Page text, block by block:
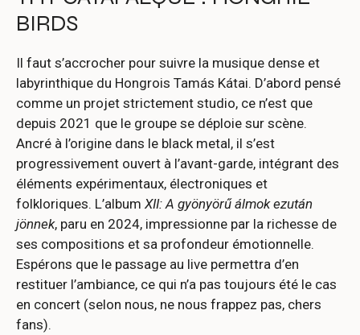
BIRDS
Il faut s’accrocher pour suivre la musique dense et
labyrinthique du Hongrois Tamás Kátai. D’abord pensé
comme un projet strictement studio, ce n’est que
depuis 2021 que le groupe se déploie sur scène.
Ancré à l’origine dans le black metal, il s’est
progressivement ouvert à l’avant-garde, intégrant des
éléments expérimentaux, électroniques et
folkloriques. L’album XII: A gyönyörű álmok ezután
jönnek, paru en 2024, impressionne par la richesse de
ses compositions et sa profondeur émotionnelle.
Espérons que le passage au live permettra d’en
restituer l’ambiance, ce qui n’a pas toujours été le cas
en concert (selon nous, ne nous frappez pas, chers
fans).